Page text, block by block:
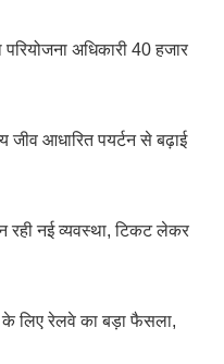
अधिकारी 40 हजार
जीव आधारित पयर्टन से बढ़ाई
नई व्यवस्था, टिकट लेकर
लिए रेलवे का बड़ा फैसला,